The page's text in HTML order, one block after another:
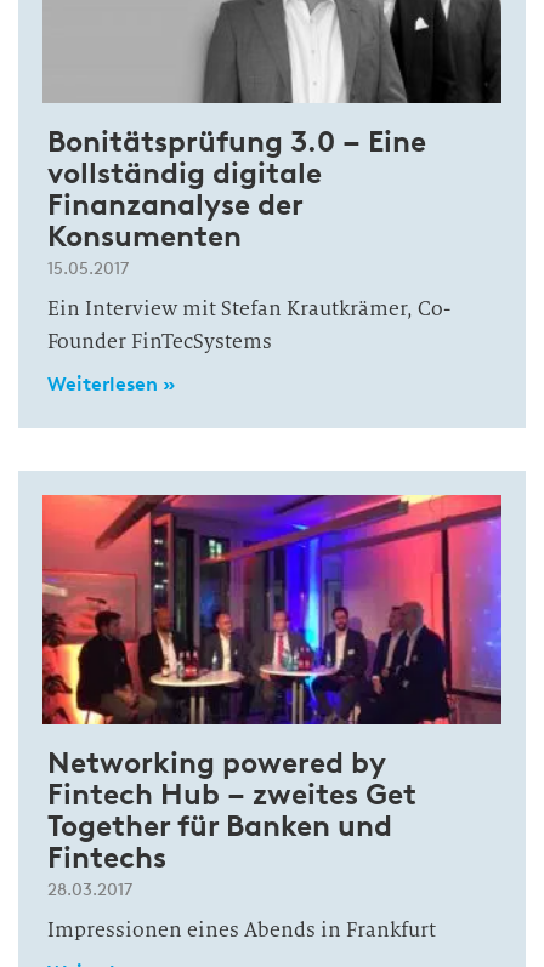
Bonitätsprüfung 3.0 – Eine
vollständig digitale
Finanzanalyse der
Konsumenten
15.05.2017
Ein Interview mit Stefan Krautkrämer, Co-
Founder FinTecSystems
Weiterlesen »
Networking powered by
Fintech Hub – zweites Get
Together für Banken und
Fintechs
28.03.2017
Impressionen eines Abends in Frankfurt